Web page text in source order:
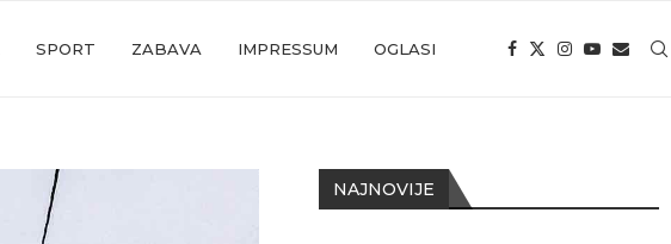
SPORT ZABAVA IMPRESSUM OGLASI
NAJNOVIJE